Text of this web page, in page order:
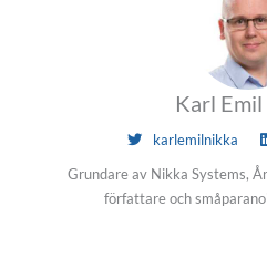
Karl
karlemilnikka
Grundare av Nikka Systems,
författare och